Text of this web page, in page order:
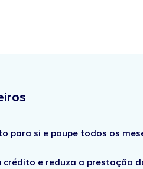
para si e poupe todos os
e reduza a prestação